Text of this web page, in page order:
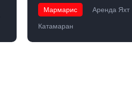
Мармарис Аренда Яхт
Катамаран